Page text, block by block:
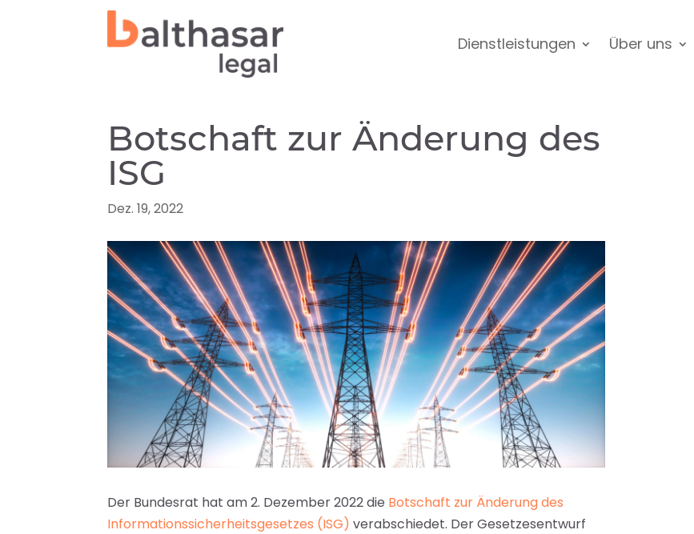
Dienstleistungen Über uns
Botschaft zur Änderung des
ISG
Dez. 19, 2022
Der Bundesrat hat am 2. Dezember 2022 die Botschaft zur Änderung des
Informationssicherheitsgesetzes (ISG) verabschiedet. Der Gesetzesentwurf